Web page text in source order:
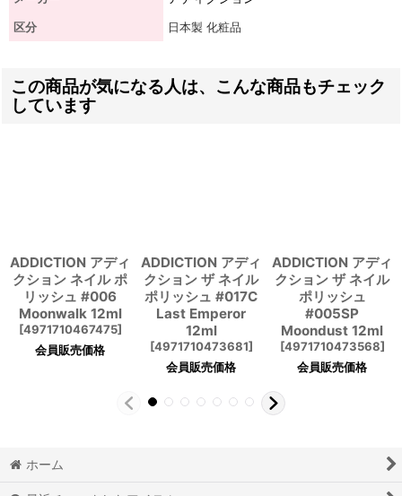
区分 日本製 化粧品
この商品が気になる人は、こんな商品もチェック
しています
ADDICTION アディ
クション ネイル ポ
リッシュ #006
Moonwalk 12ml
[4971710467475]
会員販売価格
ADDICTION アディ
クション ザ ネイル
ポリッシュ #017C
Last Emperor
12ml
[4971710473681]
会員販売価格
ADDICTION アディ
クション ザ ネイル
ポリッシュ
#005SP
Moondust 12ml
[4971710473568]
会員販売価格
ホーム